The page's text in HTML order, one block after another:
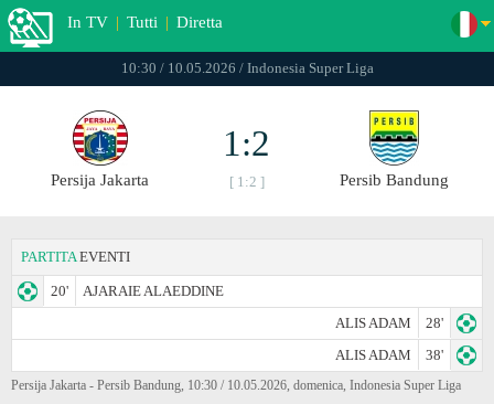
In TV | Tutti | Diretta
10:30 / 10.05.2026 / Indonesia Super Liga
Persija Jakarta
1:2
[ 1:2 ] Persib Bandung
PARTITA EVENTI
20'
AJARAIE ALAEDDINE
ALIS ADAM
28'
ALIS ADAM
38'
Persija Jakarta - Persib Bandung, 10:30 / 10.05.2026, domenica, Indonesia Super Liga